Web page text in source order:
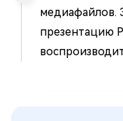
медиафайлов.
презентацию